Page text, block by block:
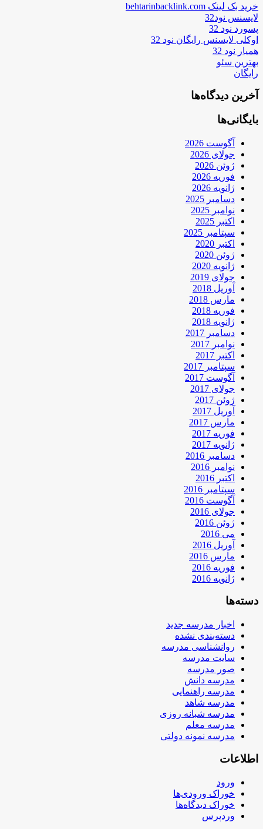
خرید بک لینک behtarinbacklink.com
لایسنس نود32
پسورد نود 32
اوکلی لایسنس رایگان نود 32
همیار نود 32
بهترین سئو
رایگان
آخرین دیدگاه‌ها
بایگانی‌ها
آگوست 2026
جولای 2026
ژوئن 2026
فوریه 2026
ژانویه 2026
دسامبر 2025
نوامبر 2025
اکتبر 2025
سپتامبر 2025
اکتبر 2020
ژوئن 2020
ژانویه 2020
جولای 2019
آوریل 2018
مارس 2018
فوریه 2018
ژانویه 2018
دسامبر 2017
نوامبر 2017
اکتبر 2017
سپتامبر 2017
آگوست 2017
جولای 2017
ژوئن 2017
آوریل 2017
مارس 2017
فوریه 2017
ژانویه 2017
دسامبر 2016
نوامبر 2016
اکتبر 2016
سپتامبر 2016
آگوست 2016
جولای 2016
ژوئن 2016
می 2016
آوریل 2016
مارس 2016
فوریه 2016
ژانویه 2016
دسته‌ها
اخبار مدرسه جدید
دسته‌بندی نشده
روانشناسی مدرسه
سایت مدرسه
صور مدرسه
مدرسه دانش
مدرسه راهنمایی
مدرسه شاهد
مدرسه شبانه روزی
مدرسه معلم
مدرسه نمونه دولتی
اطلاعات
ورود
خوراک ورودی‌ها
خوراک دیدگاه‌ها
وردپرس